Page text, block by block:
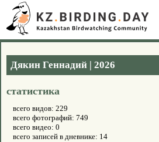
Дякин Геннадий | 2026
статистика
всего видов: 229
всего фотографий: 749
всего видео: 0
всего записей в дневнике: 14